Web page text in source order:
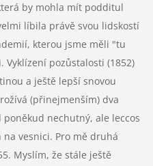
by mohla mít podditul
líbila právě svou lidskostí
kterou jsme měli "tu
Vyklízení pozůstalosti (1852)
a ještě lepší snovou
(přinejmenším) dva
poněkud nechutný, ale leccos
vesnici. Pro mě druhá
Myslím, že stále ještě